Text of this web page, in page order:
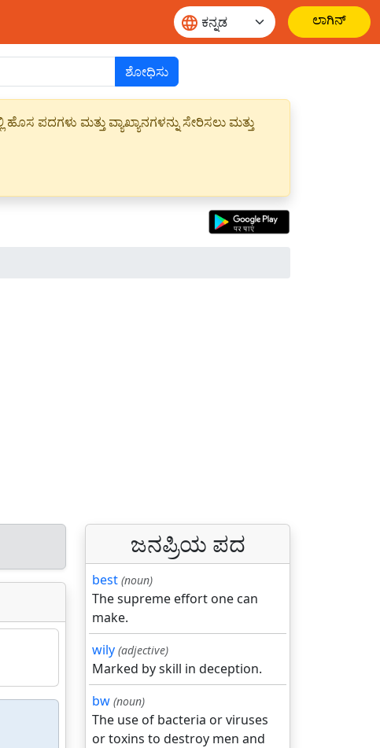
ಲಾಗಿನ್
ಶೋಧಿಸು
ಪದಗಳು ಮತ್ತು ವ್ಯಾಖ್ಯಾನಗಳನ್ನು ಸೇರಿಸಲು ಮತ್ತು
ಜನಪ್ರಿಯ ಪದ
best (noun)
The supreme effort one can
make.
wily (adjective)
Marked by skill in deception.
bw (noun)
The use of bacteria or viruses
or toxins to destroy men and